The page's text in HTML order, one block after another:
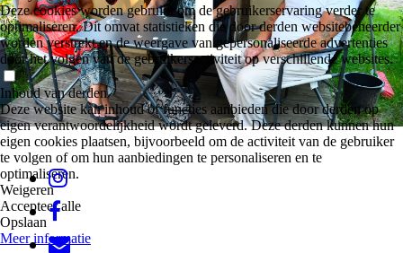
Deze cookies worden gebruikt om de gebruikerservaring verder te
optimaliseren. Dit omvat statistieken die door derden websitebeheerder
worden verstrekt en de weergave van gepersonaliseerde advertenties
door het volgen van de gebruikersactiviteit op verschillende websites.
Inhoud van derden
Deze website kan inhoud of functies aanbieden die door derden op
eigen verantwoordelijkheid wordt geleverd. Deze derden kunnen hun
eigen cookies plaatsen, bijvoorbeeld om de activiteit van de gebruiker
te volgen of om hun aanbiedingen te personaliseren en te
optimaliseren.
Weigeren
Accepteer alle
Opslaan
Meer informatie